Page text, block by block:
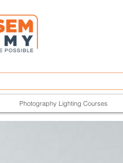
Photography Lighting Courses